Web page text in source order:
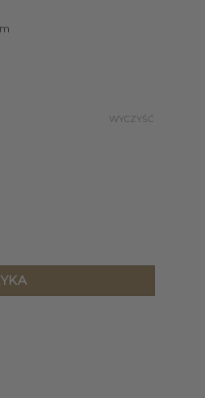
WYCZYŚĆ
nogi, velvetowy materiał,